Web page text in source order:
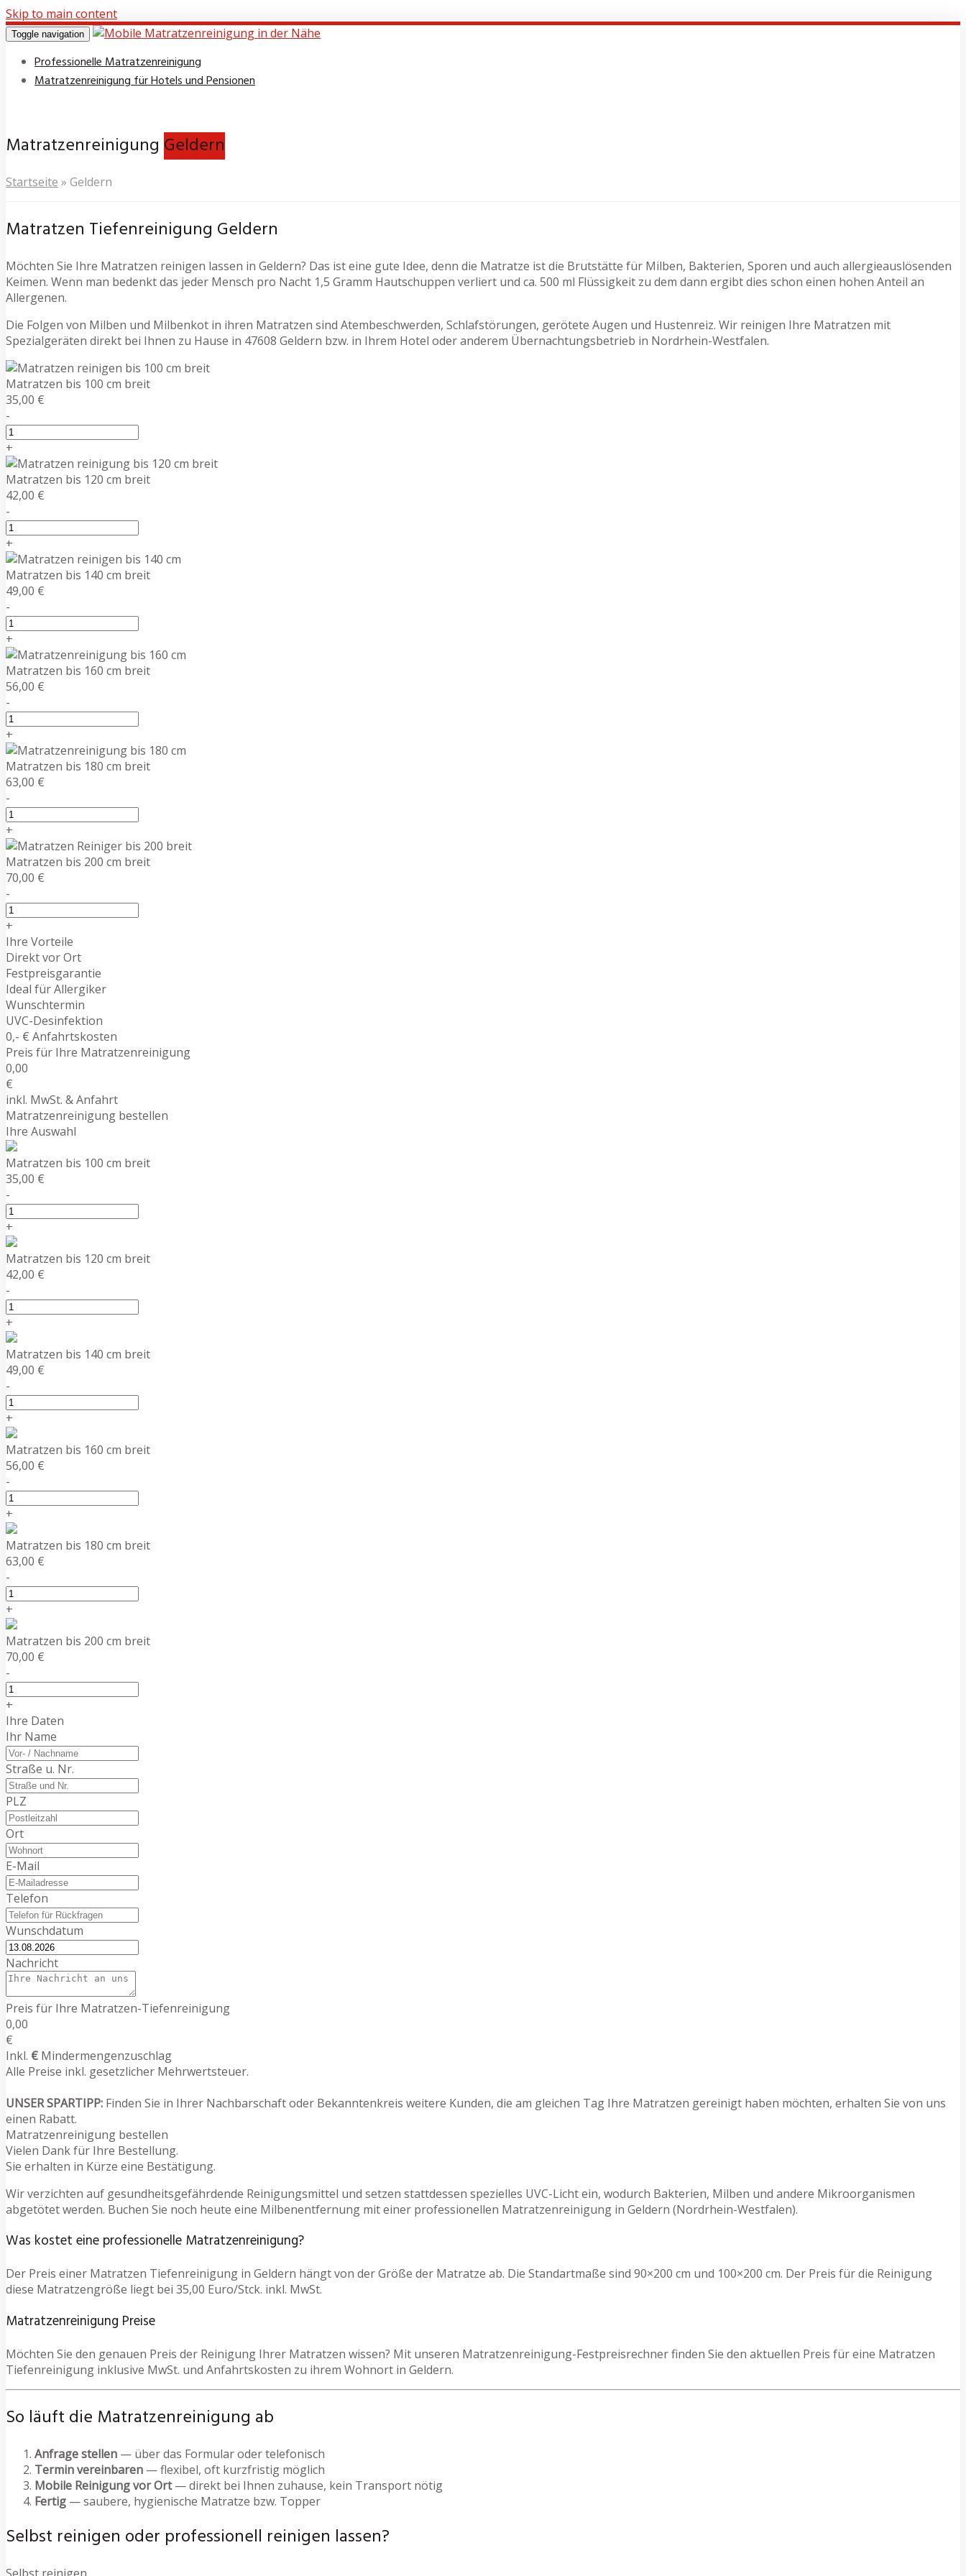
Skip to main content
Toggle navigation
Professionelle Matratzenreinigung
Matratzenreinigung für Hotels und Pensionen
Matratzenreinigung Geldern
Startseite » Geldern
Matratzen Tiefenreinigung Geldern
Möchten Sie Ihre Matratzen reinigen lassen in Geldern? Das ist eine gute Idee, denn die Matratze ist die Brutstätte für Milben, Bakterien, Sporen und auch allergieauslösenden
Keimen. Wenn man bedenkt das jeder Mensch pro Nacht 1,5 Gramm Hautschuppen verliert und ca. 500 ml Flüssigkeit zu dem dann ergibt dies schon einen hohen Anteil an
Allergenen.
Die Folgen von Milben und Milbenkot in ihren Matratzen sind Atembeschwerden, Schlafstörungen, gerötete Augen und Hustenreiz. Wir reinigen Ihre Matratzen mit
Spezialgeräten direkt bei Ihnen zu Hause in 47608 Geldern bzw. in Ihrem Hotel oder anderem Übernachtungsbetrieb in Nordrhein-Westfalen.
Matratzen bis 100 cm breit
35,00 €
-
+
Matratzen bis 120 cm breit
42,00 €
-
+
Matratzen bis 140 cm breit
49,00 €
-
+
Matratzen bis 160 cm breit
56,00 €
-
+
Matratzen bis 180 cm breit
63,00 €
-
+
Matratzen bis 200 cm breit
70,00 €
-
+
Ihre Vorteile
Direkt vor Ort
Festpreisgarantie
Ideal für Allergiker
Wunschtermin
UVC-Desinfektion
0,- € Anfahrtskosten
Preis für Ihre Matratzenreinigung
0,00
€
inkl. MwSt. & Anfahrt
Matratzenreinigung bestellen
Ihre Auswahl
Matratzen bis 100 cm breit
35,00 €
-
+
Matratzen bis 120 cm breit
42,00 €
-
+
Matratzen bis 140 cm breit
49,00 €
-
+
Matratzen bis 160 cm breit
56,00 €
-
+
Matratzen bis 180 cm breit
63,00 €
-
+
Matratzen bis 200 cm breit
70,00 €
-
+
Ihre Daten
Ihr Name
Straße u. Nr.
PLZ
Ort
E-Mail
Telefon
Wunschdatum
Nachricht
Preis für Ihre Matratzen-Tiefenreinigung
0,00
€
Inkl. € Mindermengenzuschlag
Alle Preise inkl. gesetzlicher Mehrwertsteuer.
UNSER SPARTIPP: Finden Sie in Ihrer Nachbarschaft oder Bekanntenkreis weitere Kunden, die am gleichen Tag Ihre Matratzen gereinigt haben möchten, erhalten Sie von uns
einen Rabatt.
Matratzenreinigung bestellen
Vielen Dank für Ihre Bestellung.
Sie erhalten in Kürze eine Bestätigung.
Wir verzichten auf gesundheitsgefährdende Reinigungsmittel und setzen stattdessen spezielles UVC-Licht ein, wodurch Bakterien, Milben und andere Mikroorganismen
abgetötet werden. Buchen Sie noch heute eine Milbenentfernung mit einer professionellen Matratzenreinigung in Geldern (Nordrhein-Westfalen).
Was kostet eine professionelle Matratzenreinigung?
Der Preis einer Matratzen Tiefenreinigung in Geldern hängt von der Größe der Matratze ab. Die Standartmaße sind 90×200 cm und 100×200 cm. Der Preis für die Reinigung
diese Matratzengröße liegt bei 35,00 Euro/Stck. inkl. MwSt.
Matratzenreinigung Preise
Möchten Sie den genauen Preis der Reinigung Ihrer Matratzen wissen? Mit unseren Matratzenreinigung-Festpreisrechner finden Sie den aktuellen Preis für eine Matratzen
Tiefenreinigung inklusive MwSt. und Anfahrtskosten zu ihrem Wohnort in Geldern.
So läuft die Matratzenreinigung ab
Anfrage stellen — über das Formular oder telefonisch
Termin vereinbaren — flexibel, oft kurzfristig möglich
Mobile Reinigung vor Ort— direkt bei Ihnen zuhause, kein Transport nötig
Fertig — saubere, hygienische Matratze bzw. Topper
Selbst reinigen oder professionell reinigen lassen?